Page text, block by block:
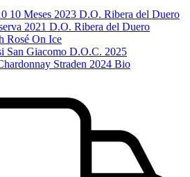
10 Meses 2023 D.O. Ribera del Duero
2021 D.O. Ribera del Duero
Rosé On Ice
San Giacomo D.O.C. 2025
Straden 2024 Bio